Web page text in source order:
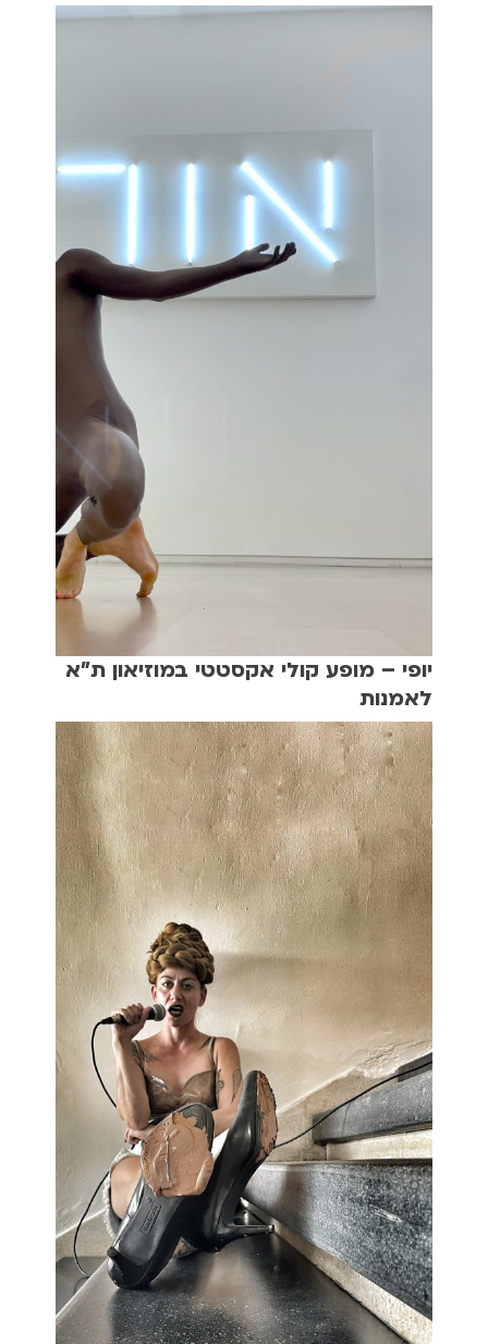
יופי – מופע קולי אקסטטי במוזיאון ת"א
לאמנות